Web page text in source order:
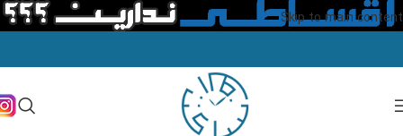
Skip to main content